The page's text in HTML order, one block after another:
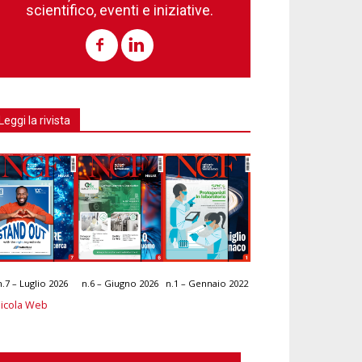
scientifico, eventi e iniziative.
la rivista
– Luglio 2026 n.6 – Giugno 2026 n.1 – Gennaio 2022
Web